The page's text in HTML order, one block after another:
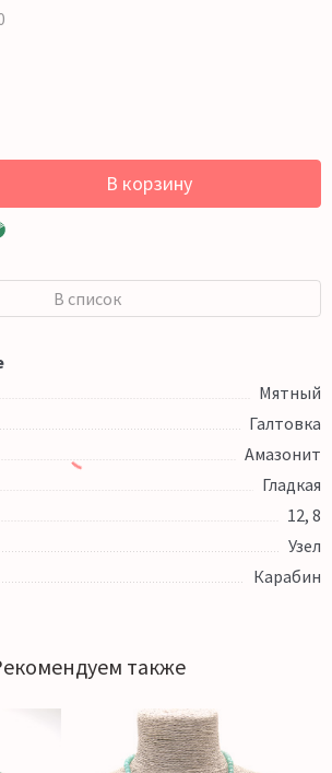
В корзину
В список
Мятный
Галтовка
Амазонит
Гладкая
12, 8
Узел
Карабин
также